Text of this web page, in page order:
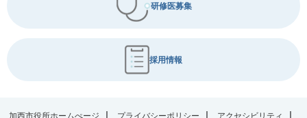
研修医募集
採用情報